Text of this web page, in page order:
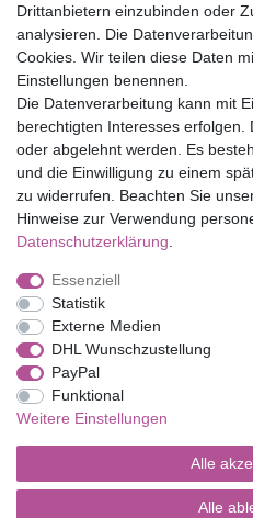
Top Marken
Eduplay
Folia Bringmann
Shop
Mein Konto
Service
Versandkosten
Impressum
Barrierefreiheitserklärung
Drittanbietern einzubinden oder
analysieren. Die
Cookies. Wir teilen diese Daten
Einstellungen benennen.
Die Datenverarbeitung kann mit
berechtigten Interesses erfolgen.
oder abgelehnt werden. Es
und die Einwilligung zu einem
zu widerrufen. Beachten Sie
Hinweise zur Verwendung
Daten­schutz­erklärung
Essenziell
Statistik
Externe Medien
DHL Wunschzustellung
PayPal
Funktional
Weitere Einstellungen
Alle
Alle